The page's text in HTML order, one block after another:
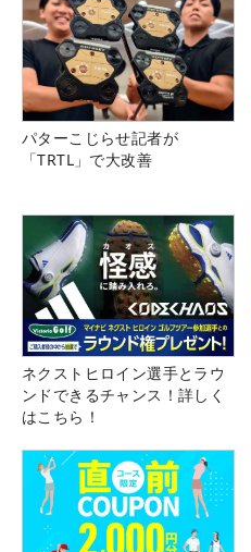
パターこじらせ記者が
「TRTL」で大改善
ネクストヒロイン選手とラウ
ンドできるチャンス！詳しく
はこちら！